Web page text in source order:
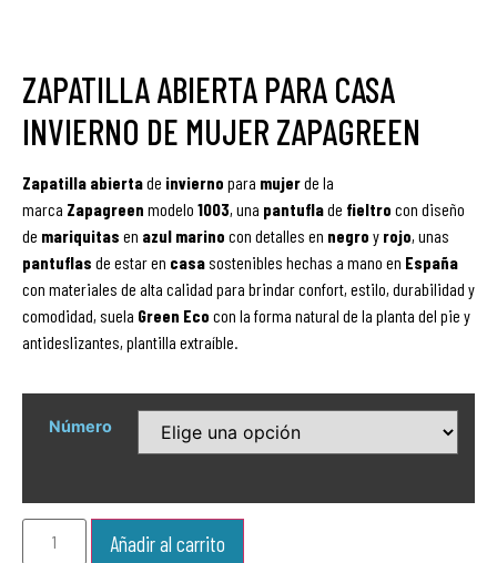
ZAPATILLA ABIERTA PARA CASA
INVIERNO DE MUJER ZAPAGREEN
Zapatilla abiertade invierno para mujerde la
marca Zapagreen modelo 1003, una pantuflade fieltro con diseño
de mariquitas en azul marino con detalles en negro y rojo, unas
pantuflas de estar en casa sostenibles hechas a mano en España
con materiales de alta calidad para brindar confort, estilo, durabilidad y
comodidad, suela Green Eco con la forma natural de la planta del pie y
antideslizantes, plantilla extraíble.
Número
Añadir al carrito